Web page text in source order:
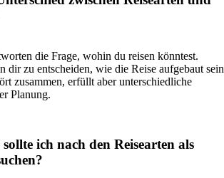
die Frage, wohin du reisen könntest.
dir zu entscheiden, wie die Reise aufgebaut sein
zusammen, erfüllt aber unterschiedliche
Planung.
sollte ich nach den Reisearten als